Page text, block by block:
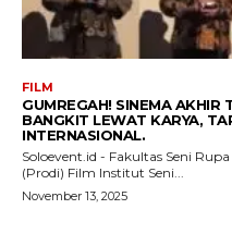
FILM
GUMREGAH! SINEMA AKHIR
BANGKIT LEWAT KARYA,
INTERNASIONAL.
Soloevent.id - Fakultas Seni
(Prodi) Film Institut Seni...
November 13, 2025